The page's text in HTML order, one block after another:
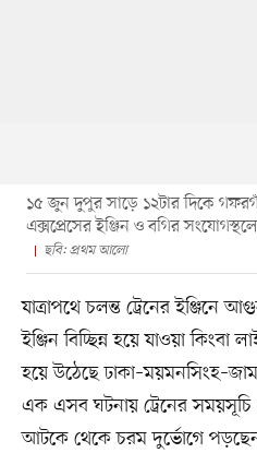
১৫ জুন দুপুর সাড়ে ১২টার দিকে
এক্সপ্রেসের ইঞ্জিন ও বগির
ছবি: প্রথম আলো
যাত্রাপথে চলন্ত ট্রেনের ইঞ্জিনে
ইঞ্জিন বিচ্ছিন্ন হয়ে যাওয়া কিংবা
হয়ে উঠেছে
এক এসব ঘটনায় ট্রেনের সময়সূচি
আটকে থেকে চরম দুর্ভোগে পড়ছেন